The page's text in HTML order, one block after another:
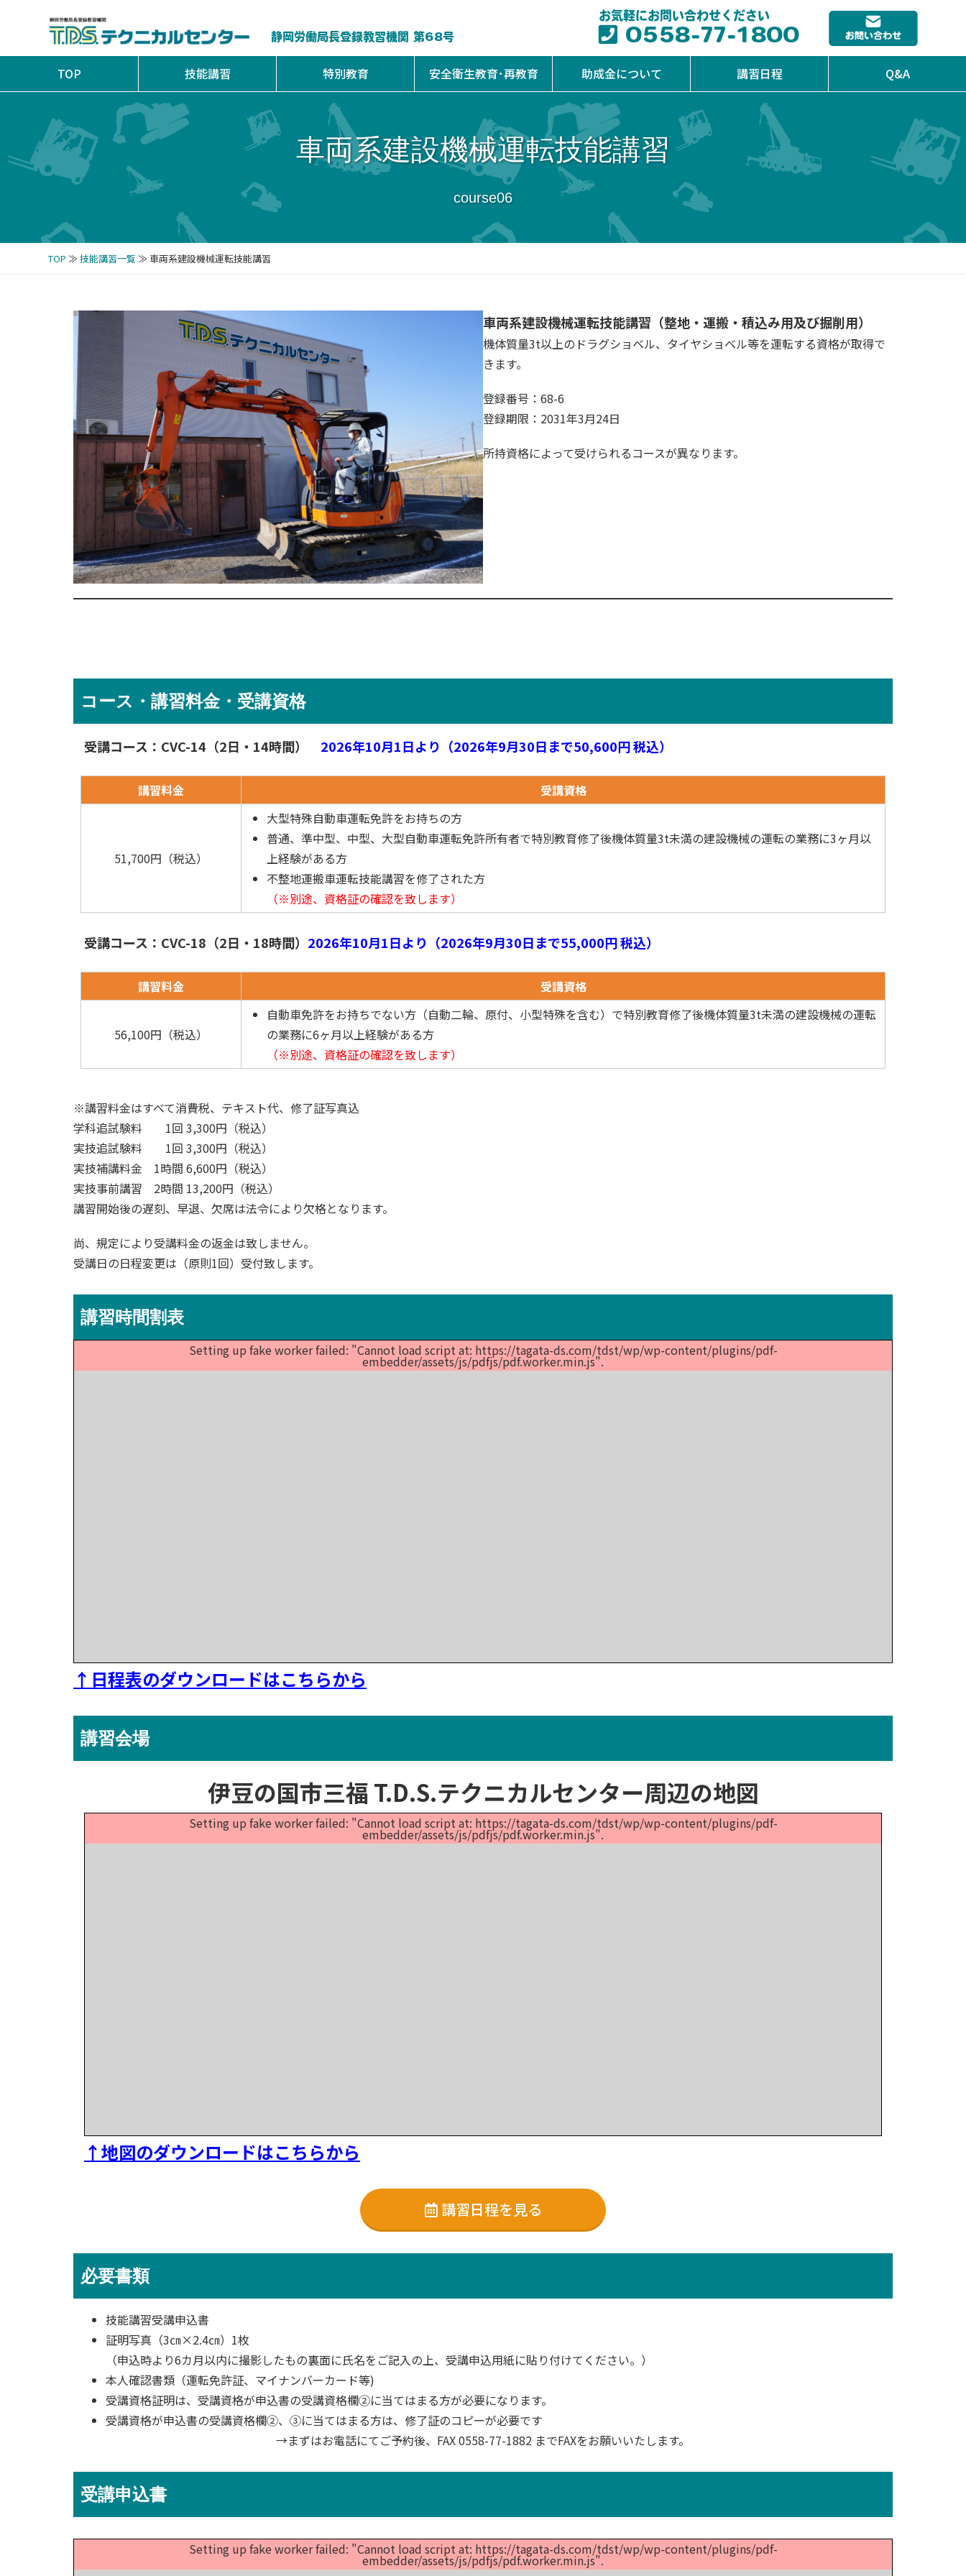
静岡労働局長登録教習機関 第68号
お気軽にお問い合わせください
0558-77-1800
TOP 技能講習 特別教育 安全衛生教育･再教育 助成金について 講習日程 Q&A
車両系建設機械運転技能講習
course06
TOP ≫技能講習一覧 ≫ 車両系建設機械運転技能講習
車両系建設機械運転技能講習（整地・運搬・積込み用及び掘削用）
機体質量3t以上のドラグショベル、タイヤショベル等を運転する資格が取得で
きます。
登録番号：68-6
登録期限：2031年3月24日
所持資格によって受けられるコースが異なります。
コース・講習料金・受講資格
受講コース：CVC-14（2日・14時間） 2026年10月1日より（2026年9月30日まで50,600円 税込）
講習料金 受講資格
51,700円（税込）
大型特殊自動車運転免許をお持ちの方
普通、準中型、中型、大型自動車運転免許所有者で特別教育修了後機体質量3t未満の建設機械の運転の業務に3ヶ月以
上経験がある方
不整地運搬車運転技能講習を修了された方
（※別途、資格証の確認を致します）
受講コース：CVC-18（2日・18時間） 2026年10月1日より（2026年9月30日まで55,000円 税込）
講習料金 受講資格
56,100円（税込）
自動車免許をお持ちでない方（自動二輪、原付、小型特殊を含む）で特別教育修了後機体質量3t未満の建設機械の運転
の業務に6ヶ月以上経験がある方
（※別途、資格証の確認を致します）
※講習料金はすべて消費税、テキスト代、修了証写真込
学科追試験料 1回 3,300円（税込）
実技追試験料 1回 3,300円（税込）
実技補講料金 1時間 6,600円（税込）
実技事前講習 2時間 13,200円（税込）
講習開始後の遅刻、早退、欠席は法令により欠格となります。
尚、規定により受講料金の返金は致しません。
受講日の日程変更は（原則1回）受付致します。
講習時間割表
Setting up fake worker failed: "Cannot load script at: https://tagata-ds.com/tdst/wp/wp-content/plugins/pdf-
embedder/assets/js/pdfjs/pdf.worker.min.js".
↑日程表のダウンロードはこちらから
講習会場
伊豆の国市三福 T.D.S.テクニカルセンター周辺の地図
Setting up fake worker failed: "Cannot load script at: https://tagata-ds.com/tdst/wp/wp-content/plugins/pdf-
embedder/assets/js/pdfjs/pdf.worker.min.js".
↑地図のダウンロードはこちらから
講習日程を見る
必要書類
技能講習受講申込書
証明写真（3㎝×2.4㎝）1枚
（申込時より6カ月以内に撮影したもの裏面に氏名をご記入の上、受講申込用紙に貼り付けてください。）
本人確認書類（運転免許証、マイナンバーカード等)
受講資格証明は、受講資格が申込書の受講資格欄②に当てはまる方が必要になります。
受講資格が申込書の受講資格欄②、③に当てはまる方は、修了証のコピーが必要です
→まずはお電話にてご予約後、FAX 0558-77-1882 までFAXをお願いいたします。
受講申込書
Setting up fake worker failed: "Cannot load script at: https://tagata-ds.com/tdst/wp/wp-content/plugins/pdf-
embedder/assets/js/pdfjs/pdf.worker.min.js".